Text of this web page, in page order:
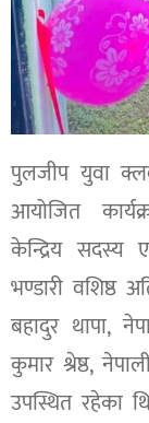
पुलजीप युवा
आयोजित
केन्द्रिय सदस्य
भण्डारी वशिष्ठ
बहादुर थापा,
कुमार श्रेष्ठ,
उपस्थित रहेका